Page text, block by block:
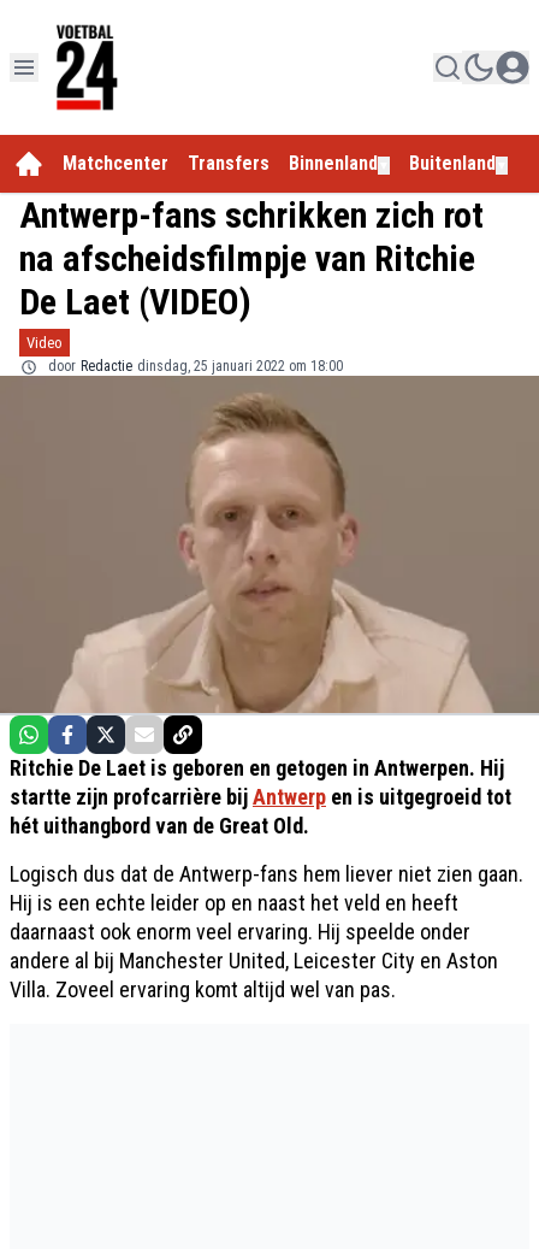
Matchcenter Transfers Binnenland Buitenland
Antwerp-fans schrikken zich rot
na afscheidsfilmpje van Ritchie
De Laet (VIDEO)
Video
door Redactie dinsdag, 25 januari 2022 om 18:00
Ritchie De Laet is geboren en getogen in Antwerpen. Hij
startte zijn profcarrière bijAntwerp en is uitgegroeid tot
hét uithangbord van de Great Old.
Logisch dus dat de Antwerp-fans hem liever niet zien gaan.
Hij is een echte leider op en naast het veld en heeft
daarnaast ook enorm veel ervaring. Hij speelde onder
andere al bij Manchester United, Leicester City en Aston
Villa. Zoveel ervaring komt altijd wel van pas.